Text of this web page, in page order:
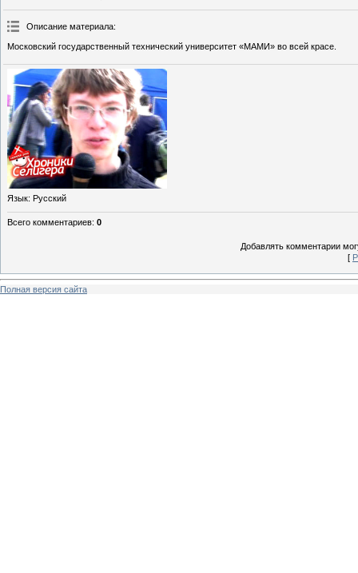
Описание материала:
Московский государственный технический университет «МАМИ» во всей красе.
Язык: Русский
Всего комментариев: 0
Добавлять комментарии
[
Полная версия сайта